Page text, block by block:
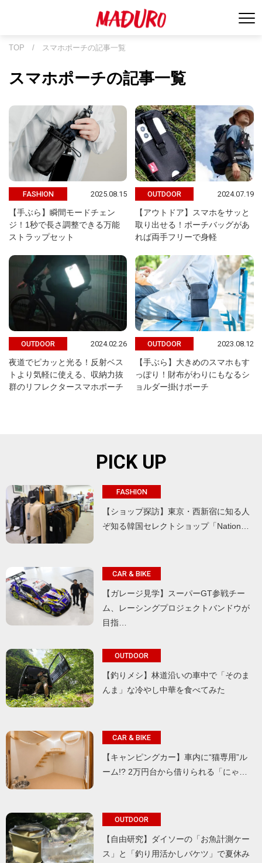
TOP / スマホポーチの記事一覧
スマホポーチの記事一覧
FASHION 2025.08.15
【手ぶら】瞬間モードチェン
ジ！1秒で長さ調整できる万能
ストラップセット
OUTDOOR 2024.07.19
【アウトドア】スマホをサッと
取り出せる！ポーチバッグがあ
れば両手フリーで身軽
OUTDOOR 2024.02.26
夜道でピカッと光る！反射ベス
トより気軽に使える、収納力抜
群のリフレクタースマホポーチ
OUTDOOR 2023.08.12
【手ぶら】大きめのスマホもす
っぽり！財布がわりにもなるシ
ョルダー掛けポーチ
PICK UP
FASHION
【ショップ探訪】東京・西新宿に知る人
ぞ知る韓国セレクトショップ「Nation…
CAR & BIKE
【ガレージ見学】スーパーGT参戦チー
ム、レーシングプロジェクトバンドウが
目指…
OUTDOOR
【釣りメシ】林道沿いの車中で「そのま
んま」な冷やし中華を食べてみた
CAR & BIKE
【キャンピングカー】車内に“猫専用”ル
ーム!? 2万円台から借りられる「にゃ…
OUTDOOR
【自由研究】ダイソーの「お魚計測ケー
ス」と「釣り用活かしバケツ」で夏休み